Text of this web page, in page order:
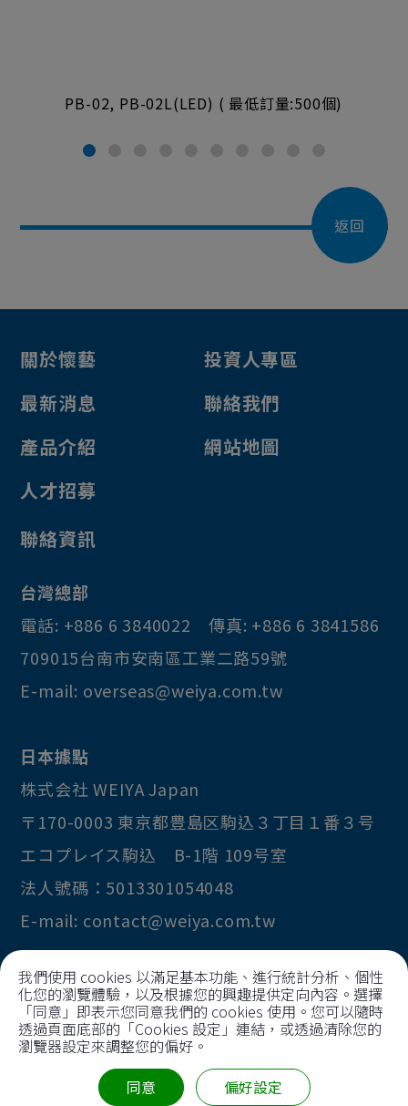
PB-02, PB-02L(LED) ( 最低訂量:500個)
返回
關於懷藝
最新消息
產品介紹
人才招募
投資人專區
聯絡我們
網站地圖
聯絡資訊
台灣總部
電話: +886 6 3840022 傳真: +886 6 3841586
709015台南市安南區工業二路59號
E-mail: overseas@weiya.com.tw
日本據點
株式会社 WEIYA Japan
〒170-0003 東京都豊島区駒込３丁目１番３号
エコプレイス駒込 B-1階 109号室
法人號碼：5013301054048
E-mail: contact@weiya.com.tw
Copyright © 2026Huai I Precision Technology
Co., Ltd
All Rights Reserved.
統一編號 69810321
我們使用 cookies 以滿足基本功能、進行統計分析、個性
化您的瀏覽體驗，以及根據您的興趣提供定向內容。選擇
「同意」即表示您同意我們的 cookies 使用。您可以隨時
透過頁面底部的「Cookies 設定」連結，或透過清除您的
瀏覽器設定來調整您的偏好。
同意
偏好設定